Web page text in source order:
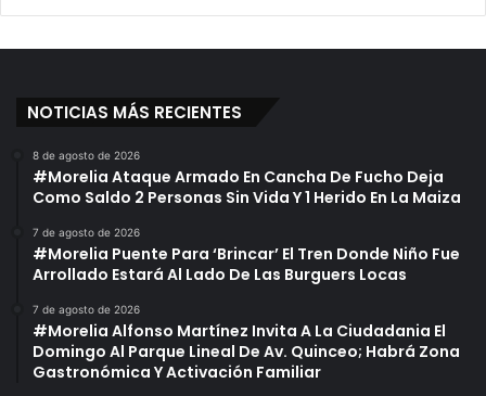
NOTICIAS MÁS RECIENTES
8 de agosto de 2026
#Morelia Ataque Armado En Cancha De Fucho Deja
Como Saldo 2 Personas Sin Vida Y 1 Herido En La Maiza
7 de agosto de 2026
#Morelia Puente Para ‘Brincar’ El Tren Donde Niño Fue
Arrollado Estará Al Lado De Las Burguers Locas
7 de agosto de 2026
#Morelia Alfonso Martínez Invita A La Ciudadania El
Domingo Al Parque Lineal De Av. Quinceo; Habrá Zona
Gastronómica Y Activación Familiar